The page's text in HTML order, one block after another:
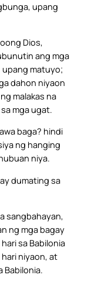
upang
Dios,
ang mga
matuyo;
dahon niyaon
malakas na
mga ugat.
baga? hindi
ng hanging
niya.
dumating sa
sangbahayan,
ng mga bagay
sa Babilonia
niyaon, at
Babilonia.